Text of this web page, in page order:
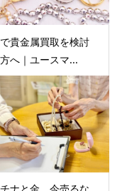
貴金属買取を検討
へ｜ユースマ...